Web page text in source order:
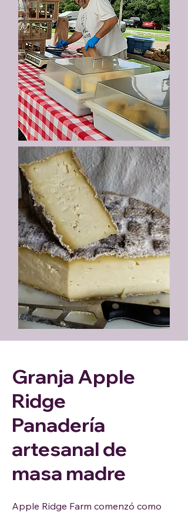
Granja Apple
Ridge
Panadería
artesanal de
masa madre
Apple Ridge Farm comenzó como